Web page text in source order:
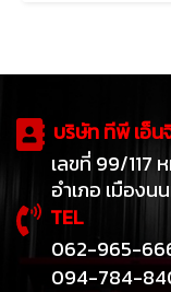
บริษัท ทีพี เอ็น
เลขที่ 99/117
อำเภอ เมืองนน
TEL
062-965-
094-784-